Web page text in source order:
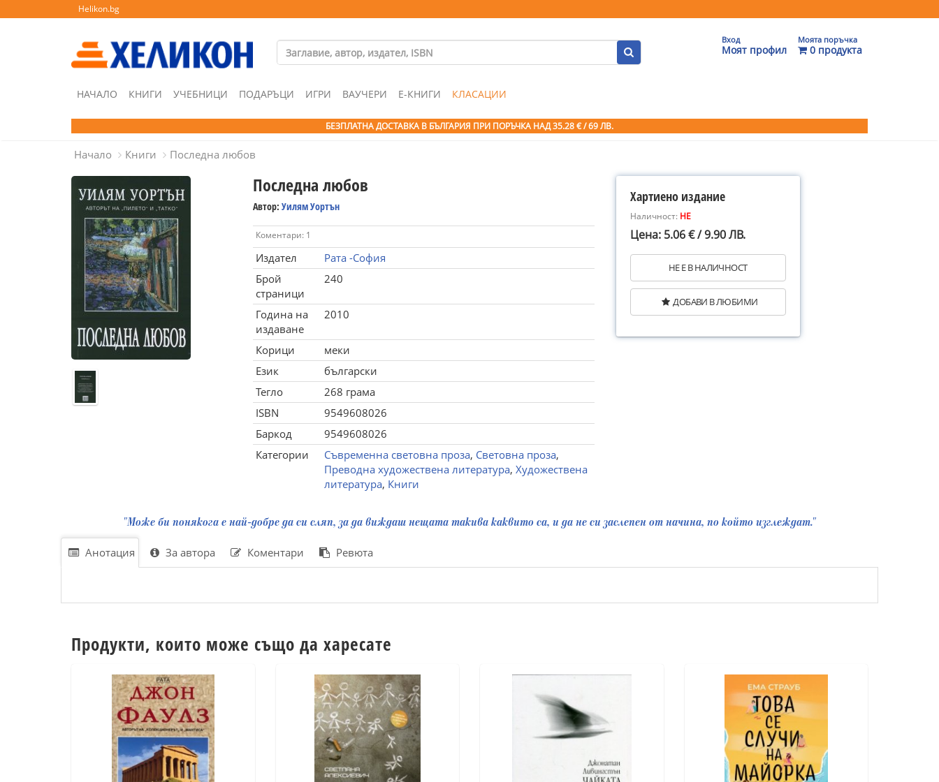
Helikon.bg
Вход
Моят профил
Моята поръчка
0 продукта
НАЧАЛО КНИГИ УЧЕБНИЦИ ПОДАРЪЦИ ИГРИ ВАУЧЕРИ Е-КНИГИ КЛАСАЦИИ
БЕЗПЛАТНА ДОСТАВКА В БЪЛГАРИЯ ПРИ ПОРЪЧКА НАД 35.28 € / 69 ЛВ.
Начало Книги Последна любов
Последна любов
Автор: Уилям Уортън
Коментари: 1
Издател
Рата -София
Брой
страници
240
Година на
издаване
2010
Корици
меки
Език
български
Тегло
268 грама
ISBN
9549608026
Баркод
9549608026
Категории
Съвременна световна проза, Световна проза,
Преводна художествена литература, Художествена
литература, Книги
Хартиено издание
Наличност: НЕ
Цена: 5.06 € / 9.90 ЛВ.
НЕ Е В НАЛИЧНОСТ
ДОБАВИ В ЛЮБИМИ
"Може би понякога е най-добре да си сляп, за да виждаш нещата такива каквито са, и да не си заслепен от начина, по който изглеждат."
Анотация За автора Коментари Ревюта
Продукти, които може също да харесате